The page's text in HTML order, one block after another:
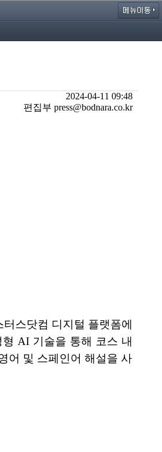
2024-04-11 09:48
편집부 press@bodnara.co.kr
스닷컴 디지털 플랫폼에
AI 기술을 통해 코스 내
어 및 스페인어 해설을 사